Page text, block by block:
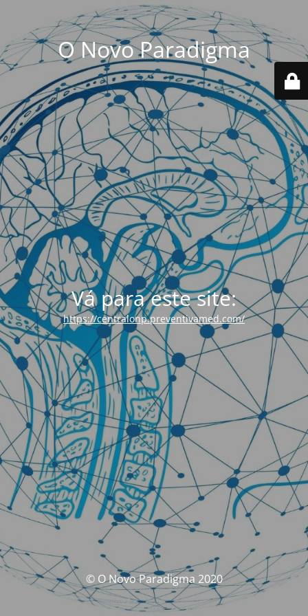
O Novo Paradigma
Vá para este site:
https://centralonp.preventivamed.com/
© O Novo Paradigma 2020